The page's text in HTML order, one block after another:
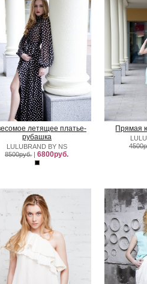
летящее платье-
рубашка
LULUBRAND BY NS
8500руб.|6800руб.
Прямая